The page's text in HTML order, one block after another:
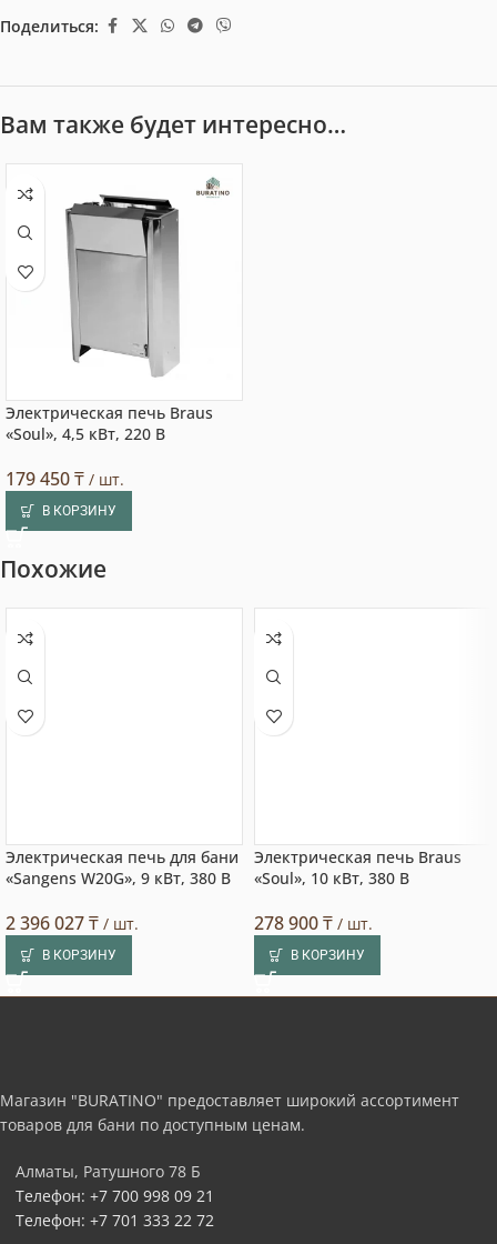
Поделиться:
Вам также будет интересно…
Электрическая печь Braus
«Soul», 4,5 кВт, 220 В
179 450₸ / шт.
В КОРЗИНУ
Похожие
Электрическая печь для бани
«Sangens W20G», 9 кВт, 380 В
2 396 027₸ / шт.
В КОРЗИНУ
Электрическая печь Braus
«Soul», 10 кВт, 380 В
278 900₸ / шт.
В КОРЗИНУ
Магазин "BURATINO" предоставляет широкий ассортимент
товаров для бани по доступным ценам.
Алматы, Ратушного 78 Б
Телефон: +7 700 998 09 21
Телефон: +7 701 333 22 72